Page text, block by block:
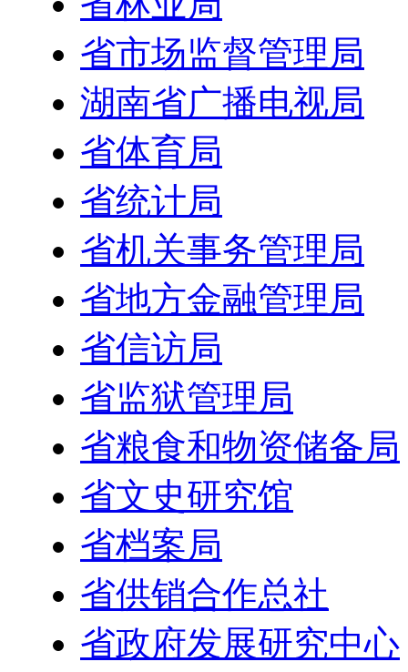
省市场监督管理局
湖南省广播电视局
省体育局
省统计局
省机关事务管理局
省地方金融管理局
省信访局
省监狱管理局
省粮食和物资储备局
省文史研究馆
省档案局
省供销合作总社
省政府发展研究中心